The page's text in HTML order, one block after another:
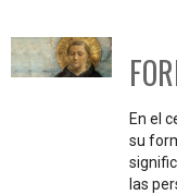
En el
su
las